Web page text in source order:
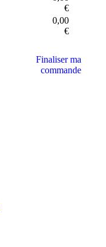
€
0,00
€
Finaliser ma
commande